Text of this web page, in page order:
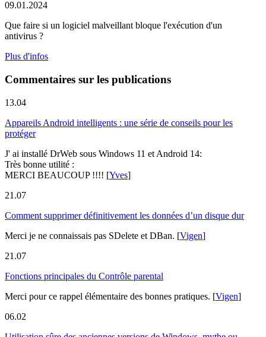
09.01.2024
Que faire si un logiciel malveillant bloque l'exécution d'un
antivirus ?
Plus d'infos
Commentaires sur les publications
13.04
Appareils Android intelligents : une série de conseils pour les
protéger
J' ai installé DrWeb sous Windows 11 et Android 14:
Très bonne utilité :
MERCI BEAUCOUP !!!! [Yves]
21.07
Comment supprimer définitivement les données d’un disque dur
Merci je ne connaissais pas SDelete et DBan. [Vigen]
21.07
Fonctions principales du Contrôle parental
Merci pour ce rappel élémentaire des bonnes pratiques. [Vigen]
06.02